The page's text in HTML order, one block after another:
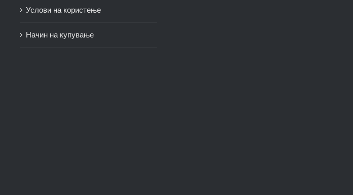
Услови на користење
Начин на купување